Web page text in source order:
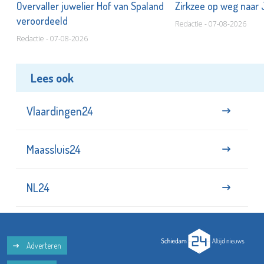
Overvaller juwelier Hof van Spaland
veroordeeld
Redactie - 07-08-2026
Zirkzee op weg
Redactie - 07-08-2026
Lees ook
Vlaardingen24
Maassluis24
NL24
Adverteren